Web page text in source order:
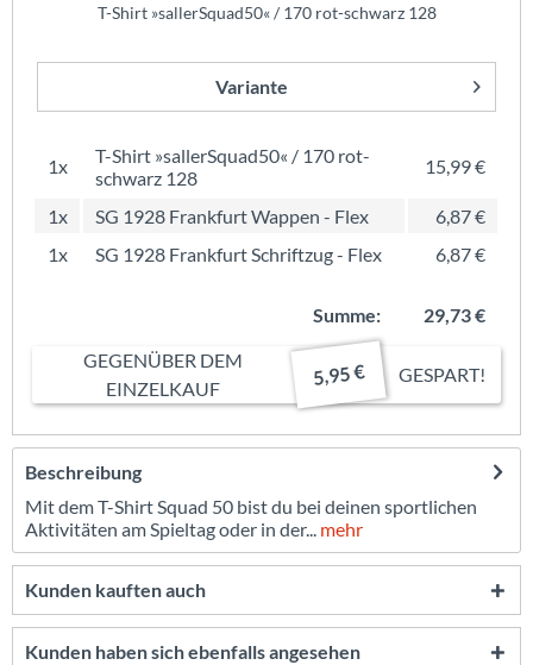
T-Shirt »sallerSquad50« / 170 rot-schwarz 128
Variante
1x
T-Shirt »sallerSquad50« / 170 rot-
schwarz 128
15,99 €
1x SG 1928 Frankfurt Wappen - Flex
6,87 €
1x
SG 1928 Frankfurt Schriftzug - Flex 6,87 €
Summe:
29,73 €
GEGENÜBER DEM
EINZELKAUF
5,95 € GESPART!
Beschreibung
Mit dem T-Shirt Squad 50 bist du bei deinen sportlichen
Aktivitäten am Spieltag oder in der... mehr
Kunden kauften auch
Kunden haben sich ebenfalls angesehen